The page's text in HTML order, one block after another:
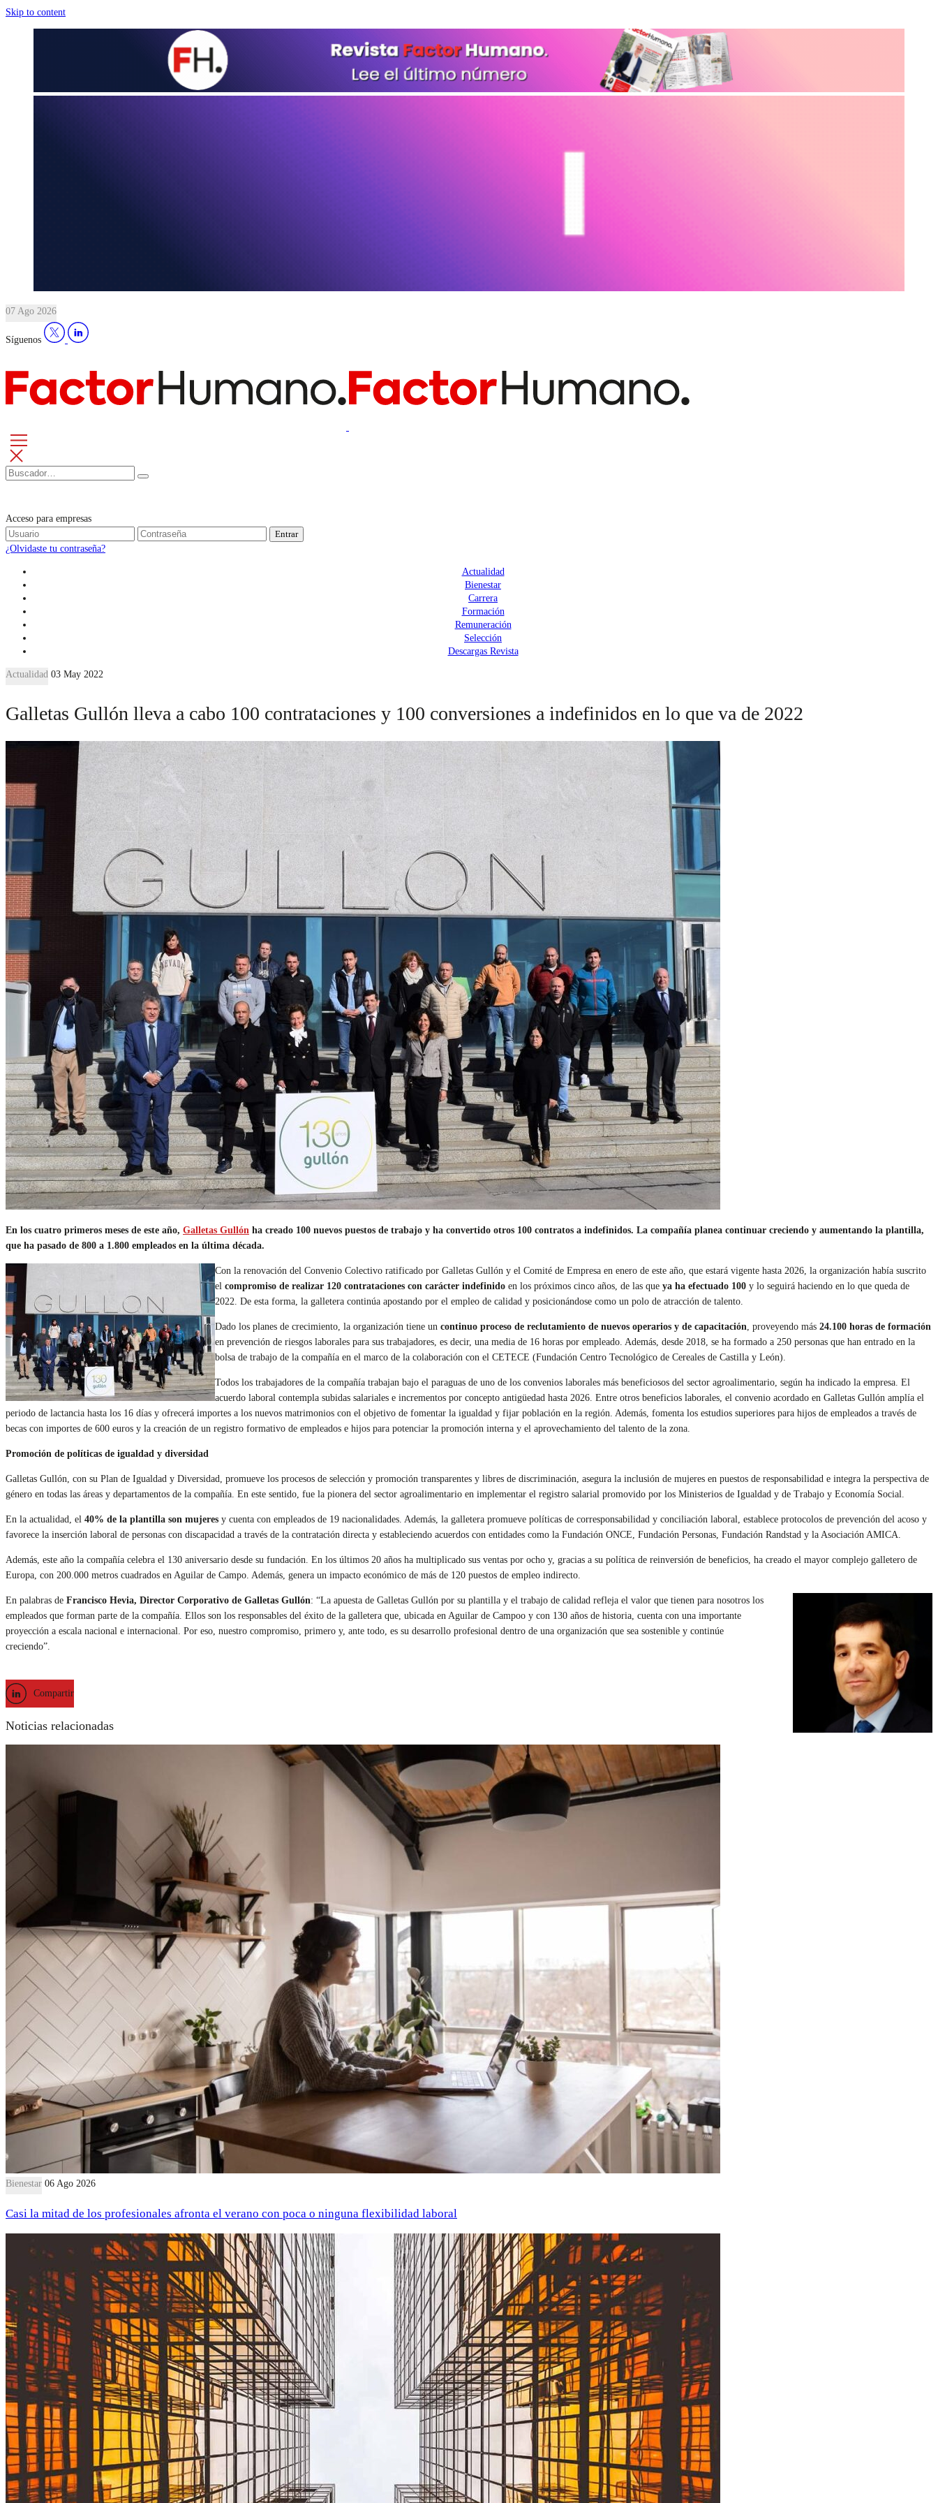
Skip to content
07 Ago 2026
Síguenos
Acceso para empresas
Entrar
¿Olvidaste tu contraseña?
Actualidad
Bienestar
Carrera
Formación
Remuneración
Selección
Descargas Revista
Actualidad 03 May 2022
Galletas Gullón lleva a cabo 100 contrataciones y 100 conversiones a indefinidos en lo que va de 2022
En los cuatro primeros meses de este año, Galletas Gullón ha creado 100 nuevos puestos de trabajo y ha convertido otros 100 contratos a indefinidos. La compañía planea continuar creciendo y aumentando la plantilla,
que ha pasado de 800 a 1.800 empleados en la última década.
Con la renovación del Convenio Colectivo ratificado por Galletas Gullón y el Comité de Empresa en enero de este año, que estará vigente hasta 2026, la organización había suscrito
el compromiso de realizar 120 contrataciones con carácter indefinido en los próximos cinco años, de las que ya ha efectuado 100 y lo seguirá haciendo en lo que queda de
2022. De esta forma, la galletera continúa apostando por el empleo de calidad y posicionándose como un polo de atracción de talento.
Dado los planes de crecimiento, la organización tiene un continuo proceso de reclutamiento de nuevos operarios y de capacitación , proveyendo más 24.100 horas de formación
en prevención de riesgos laborales para sus trabajadores, es decir, una media de 16 horas por empleado. Además, desde 2018, se ha formado a 250 personas que han entrado en la
bolsa de trabajo de la compañía en el marco de la colaboración con el CETECE (Fundación Centro Tecnológico de Cereales de Castilla y León).
Todos los trabajadores de la compañía trabajan bajo el paraguas de uno de los convenios laborales más beneficiosos del sector agroalimentario, según ha indicado la empresa. El
acuerdo laboral contempla subidas salariales e incrementos por concepto antigüedad hasta 2026. Entre otros beneficios laborales, el convenio acordado en Galletas Gullón amplía el
periodo de lactancia hasta los 16 días y ofrecerá importes a los nuevos matrimonios con el objetivo de fomentar la igualdad y fijar población en la región. Además, fomenta los estudios superiores para hijos de empleados a través de
becas con importes de 600 euros y la creación de un registro formativo de empleados e hijos para potenciar la promoción interna y el aprovechamiento del talento de la zona.
Promoción de políticas de igualdad y diversidad
Galletas Gullón, con su Plan de Igualdad y Diversidad, promueve los procesos de selección y promoción transparentes y libres de discriminación, asegura la inclusión de mujeres en puestos de responsabilidad e integra la perspectiva de
género en todas las áreas y departamentos de la compañía. En este sentido, fue la pionera del sector agroalimentario en implementar el registro salarial promovido por los Ministerios de Igualdad y de Trabajo y Economía Social.
En la actualidad, el 40% de la plantilla son mujeres y cuenta con empleados de 19 nacionalidades. Además, la galletera promueve políticas de corresponsabilidad y conciliación laboral, establece protocolos de prevención del acoso y
favorece la inserción laboral de personas con discapacidad a través de la contratación directa y estableciendo acuerdos con entidades como la Fundación ONCE, Fundación Personas, Fundación Randstad y la Asociación AMICA.
Además, este año la compañía celebra el 130 aniversario desde su fundación. En los últimos 20 años ha multiplicado sus ventas por ocho y, gracias a su política de reinversión de beneficios, ha creado el mayor complejo galletero de
Europa, con 200.000 metros cuadrados en Aguilar de Campo. Además, genera un impacto económico de más de 120 puestos de empleo indirecto.
En palabras de Francisco Hevia, Director Corporativo de Galletas Gullón: “La apuesta de Galletas Gullón por su plantilla y el trabajo de calidad refleja el valor que tienen para nosotros los
empleados que forman parte de la compañía. Ellos son los responsables del éxito de la galletera que, ubicada en Aguilar de Campoo y con 130 años de historia, cuenta con una importante
proyección a escala nacional e internacional. Por eso, nuestro compromiso, primero y, ante todo, es su desarrollo profesional dentro de una organización que sea sostenible y continúe
creciendo”.
Compartir
Noticias relacionadas
Bienestar 06 Ago 2026
Casi la mitad de los profesionales afronta el verano con poca o ninguna flexibilidad laboral